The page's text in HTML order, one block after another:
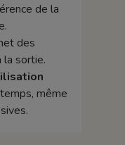
de la
des
la sortie.
même